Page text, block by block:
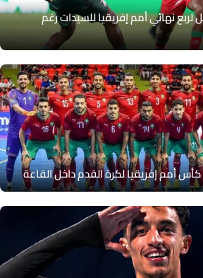
نهائي أمم إفريقيا للسيدات رغم
إفريقيا لكرة القدم داخل القاعة